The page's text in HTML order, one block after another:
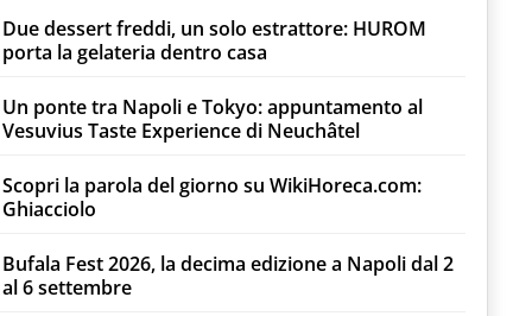
Due dessert freddi, un solo estrattore: HUROM
porta la gelateria dentro casa
Un ponte tra Napoli e Tokyo: appuntamento al
Vesuvius Taste Experience di Neuchâtel
Scopri la parola del giorno su WikiHoreca.com:
Ghiacciolo
Bufala Fest 2026, la decima edizione a Napoli dal 2
al 6 settembre